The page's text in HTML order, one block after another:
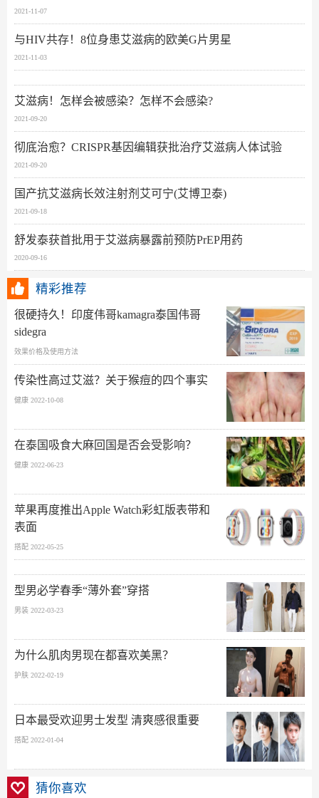
2021-11-07
与HIV共存！8位身患艾滋病的欧美G片男星
2021-11-03
艾滋病！怎样会被感染？怎样不会感染?
2021-09-20
彻底治愈？CRISPR基因编辑获批治疗艾滋病人体试验
2021-09-20
国产抗艾滋病长效注射剂艾可宁(艾博卫泰)
2021-09-18
舒发泰获首批用于艾滋病暴露前预防PrEP用药
2020-09-16
精彩推荐
很硬持久！印度伟哥kamagra泰国伟哥
sidegra
效果价格及使用方法
传染性高过艾滋？关于猴痘的四个事实
健康 2022-10-08
在泰国吸食大麻回国是否会受影响？
健康 2022-06-23
苹果再度推出Apple Watch彩虹版表带和
表面
搭配 2022-05-25
型男必学春季“薄外套”穿搭
男装 2022-03-23
为什么肌肉男现在都喜欢美黑？
护肤 2022-02-19
日本最受欢迎男士发型 清爽感很重要
搭配 2022-01-04
猜你喜欢